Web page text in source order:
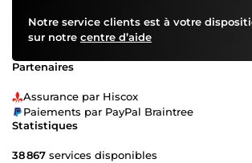
Notre service clients est à votre
sur notre centre d’aide
Partenaires
Assurance par Hiscox
Paiements par PayPal Braintree
Statistiques
38 867 services disponibles